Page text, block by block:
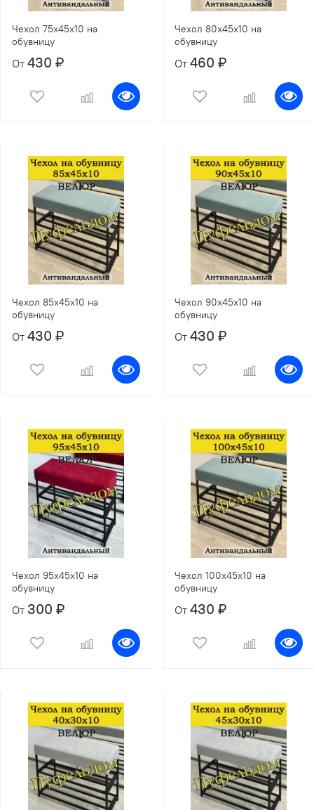
Чехол 75х45х10 на
обувницу
От 430 ₽
Чехол 80х45х10 на
обувницу
От 460 ₽
Чехол 85х45х10 на
обувницу
От 430 ₽
Чехол 90х45х10 на
обувницу
От 430 ₽
Чехол 95х45х10 на
обувницу
От 300 ₽
Чехол 100х45х10 на
обувницу
От 430 ₽